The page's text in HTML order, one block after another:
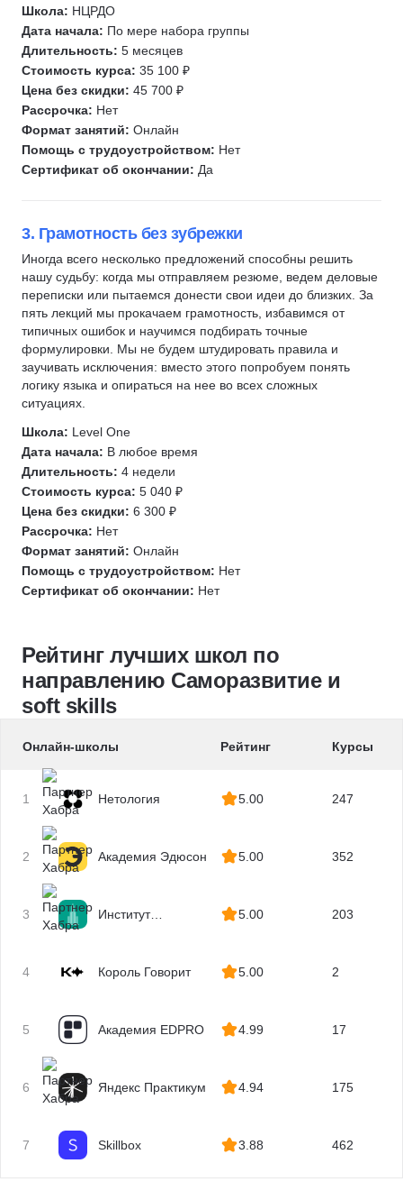
Лайф-коучинг
Дикция
Четкость речи
Школа: НЦРДО
Дата начала: По мере набора группы
Длительность: 5 месяцев
Стоимость курса: 35 100 ₽
Цена без скидки: 45 700 ₽
Рассрочка: Нет
Формат занятий: Онлайн
Помощь с трудоустройством: Нет
Сертификат об окончании: Да
3. Грамотность без зубрежки
Иногда всего несколько предложений способны решить
нашу судьбу: когда мы отправляем резюме, ведем деловые
переписки или пытаемся донести свои идеи до близких. За
пять лекций мы прокачаем грамотность, избавимся от
типичных ошибок и научимся подбирать точные
формулировки. Мы не будем штудировать правила и
заучивать исключения: вместо этого попробуем понять
логику языка и опираться на нее во всех сложных
ситуациях.
Школа: Level One
Дата начала: В любое время
Длительность: 4 недели
Стоимость курса: 5 040 ₽
Цена без скидки: 6 300 ₽
Рассрочка: Нет
Формат занятий: Онлайн
Помощь с трудоустройством: Нет
Сертификат об окончании: Нет
Рейтинг лучших школ по
направлению Саморазвитие и
soft skills
Онлайн-школы Рейтинг Курсы
1 Нетология 5.00 247
2 Академия Эдюсон 5.00 352
3
Институт
5.00 203
4 Король Говорит 5.00 2
5 Академия EDPRO 4.99 17
6 Яндекс Практикум 4.94 175
7 Skillbox 3.88 462